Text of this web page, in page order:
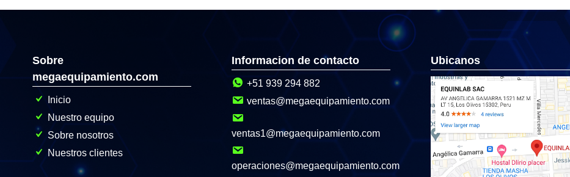
Sobre
megaequipamiento.com
Inicio
Nuestro equipo
Sobre nosotros
Nuestros clientes
Informacion de contacto
+51 939 294 882
ventas@megaequipamiento.com
ventas1@megaequipamiento.com
operaciones@megaequipamiento.com
Ubicanos